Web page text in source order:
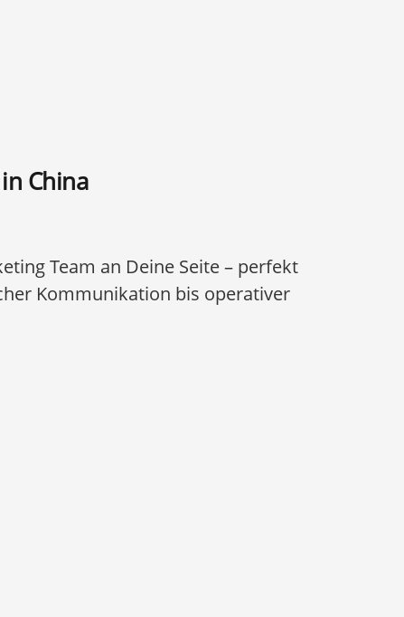
China
Team an Deine Seite – perfekt
Kommunikation bis operativer